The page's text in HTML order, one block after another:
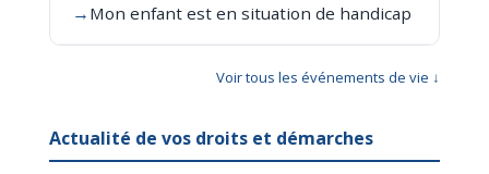
→ Mon enfant est en situation de handicap
Voir tous les événements de vie ↓
Actualité de vos droits et démarches